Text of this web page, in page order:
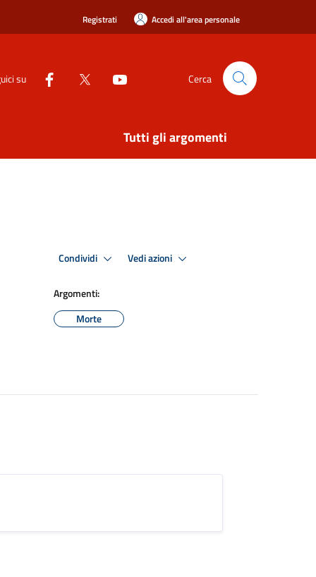
Registrati Accedi all'area personale
su Cerca
Tutti gli argomenti
Condividi Vedi azioni
Argomenti:
Morte